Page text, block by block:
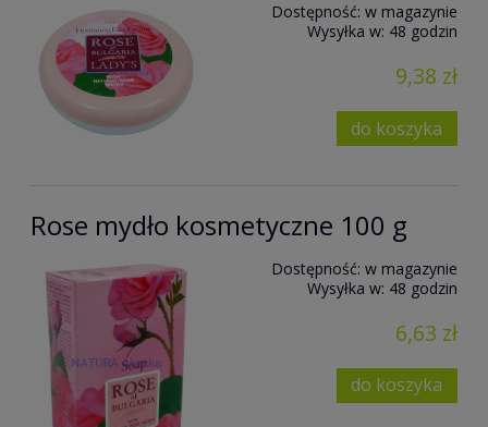
Dostępność: w magazynie
Wysyłka w: 48 godzin
9,38 zł
do koszyka
Rose mydło kosmetyczne 100 g
Dostępność: w magazynie
Wysyłka w: 48 godzin
6,63 zł
do koszyka